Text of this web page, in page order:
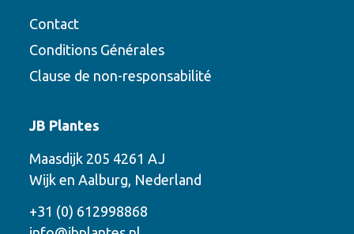
options suivantes
Contact
Conditions Générales
Clause de non-responsabilité
JB Plantes
Maasdijk 205 4261 AJ
Wijk en Aalburg, Nederland
+31 (0) 612998868